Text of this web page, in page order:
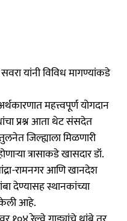
यांनी विविध मागण्यांकडे
महत्त्वपूर्ण योगदान
प्रश्न आता थेट संसदेत
जिल्ह्याला मिळणारी
त्रासाकडे खासदार डॉ.
रामनगर आणि खानदेश
देण्यासह स्थानकांच्या
केली आहे.